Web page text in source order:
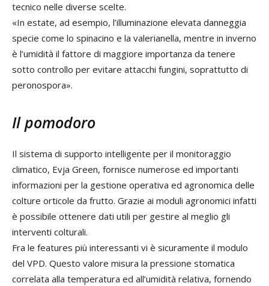
tecnico nelle diverse scelte.
«In estate, ad esempio, l’illuminazione elevata danneggia
specie come lo spinacino e la valerianella, mentre in inverno
è l’umidità il fattore di maggiore importanza da tenere
sotto controllo per evitare attacchi fungini, soprattutto di
peronospora».
Il pomodoro
Il sistema di supporto intelligente per il monitoraggio
climatico, Evja Green, fornisce numerose ed importanti
informazioni per la gestione operativa ed agronomica delle
colture orticole da frutto. Grazie ai moduli agronomici infatti
è possibile ottenere dati utili per gestire al meglio gli
interventi colturali.
Fra le features più interessanti vi è sicuramente il modulo
del VPD. Questo valore misura la pressione stomatica
correlata alla temperatura ed all’umidità relativa, fornendo